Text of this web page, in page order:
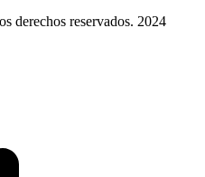
derechos reservados. 2024